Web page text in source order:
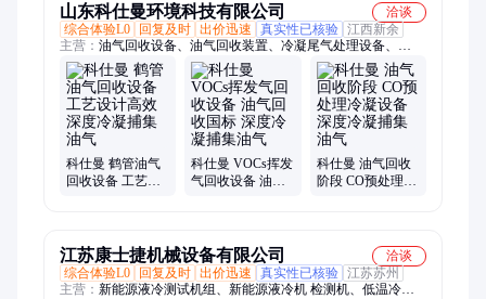
山东科仕曼环境科技有限公司
洽谈
综合体验L0
回复及时 出价迅速 真实性已核验 江西新余
主营： 油气回收设备、油气回收装置、冷凝尾气处理设备、
VOCs回收设备、VOCs回收装置、加油站三次油气回收设备、加
油站三次油气回收装置、码头油气回收装置、油田油气回收装
置、油库油气回收、储油罐油气回收、鹤管油气回收设备、罐区
油气回收、油罐车油气回收装置、海湾油气回收、加油机油气回
收系统、油气回收、溶剂回收设备、溶剂回收装置、冷凝尾气处
理装置
科仕曼 鹤管油气
回收设备 工艺设
科仕曼 VOCs挥发
气回收设备 油气
科仕曼 油气回收
阶段 CO预处理冷
江苏康士捷机械设备有限公司
洽谈
综合体验L0
回复及时 出价迅速 真实性已核验 江苏苏州
主营： 新能源液冷测试机组、新能源液冷机 检测机、低温冷冻